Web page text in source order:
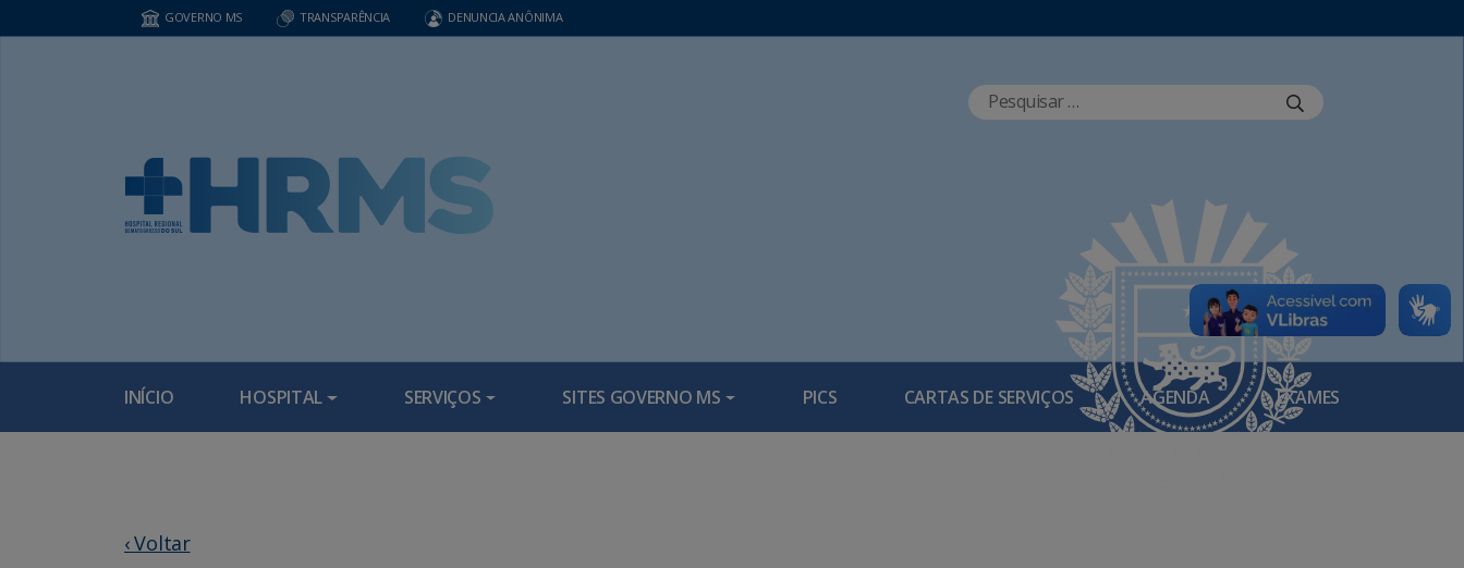
GOVERNO MS TRANSPARÊNCIA DENUNCIA ANÔNIMA
INÍCIO HOSPITAL SERVIÇOS SITES GOVERNO MS PICS CARTAS DE SERVIÇOS AGENDA EXAMES
‹ Voltar